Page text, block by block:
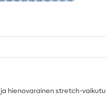
hienovarainen stretch-